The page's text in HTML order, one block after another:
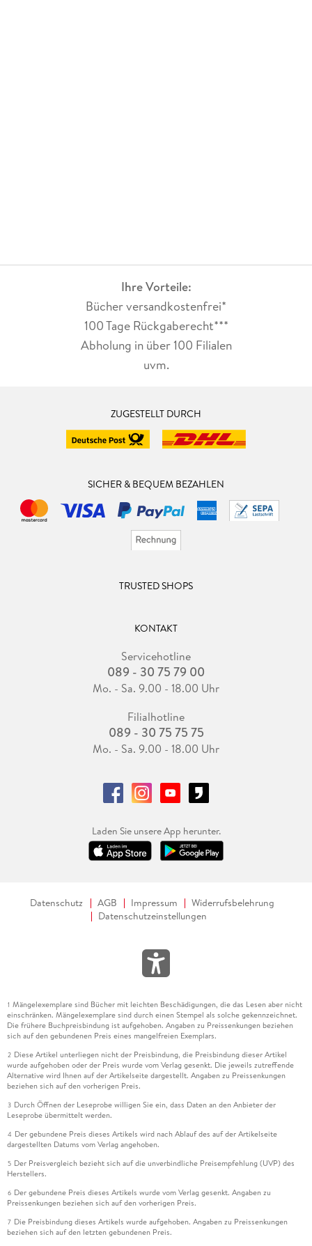
Ihre Vorteile:
Bücher versandkostenfrei*
100 Tage Rückgaberecht***
Abholung in über 100 Filialen
uvm.
ZUGESTELLT DURCH
SICHER & BEQUEM BEZAHLEN
TRUSTED SHOPS
KONTAKT
Servicehotline
089 - 30 75 79 00
Mo. - Sa. 9.00 - 18.00 Uhr
Filialhotline
089 - 30 75 75 75
Mo. - Sa. 9.00 - 18.00 Uhr
Laden Sie unsere App herunter.
Datenschutz AGB Impressum
Widerrufsbelehrung
Datenschutzeinstellungen
1 Mängelexemplare sind Bücher mit leichten Beschädigungen, die das Lesen aber nicht
einschränken. Mängelexemplare sind durch einen Stempel als solche gekennzeichnet.
Die frühere Buchpreisbindung ist aufgehoben. Angaben zu Preissenkungen beziehen
sich auf den gebundenen Preis eines mangelfreien Exemplars.
2 Diese Artikel unterliegen nicht der Preisbindung, die Preisbindung dieser Artikel
wurde aufgehoben oder der Preis wurde vom Verlag gesenkt. Die jeweils zutreffende
Alternative wird Ihnen auf der Artikelseite dargestellt. Angaben zu Preissenkungen
beziehen sich auf den vorherigen Preis.
3 Durch Öffnen der Leseprobe willigen Sie ein, dass Daten an den Anbieter der
Leseprobe übermittelt werden.
4 Der gebundene Preis dieses Artikels wird nach Ablauf des auf der Artikelseite
dargestellten Datums vom Verlag angehoben.
5 Der Preisvergleich bezieht sich auf die unverbindliche Preisempfehlung (UVP) des
Herstellers.
6 Der gebundene Preis dieses Artikels wurde vom Verlag gesenkt. Angaben zu
Preissenkungen beziehen sich auf den vorherigen Preis.
7 Die Preisbindung dieses Artikels wurde aufgehoben. Angaben zu Preissenkungen
beziehen sich auf den letzten gebundenen Preis.